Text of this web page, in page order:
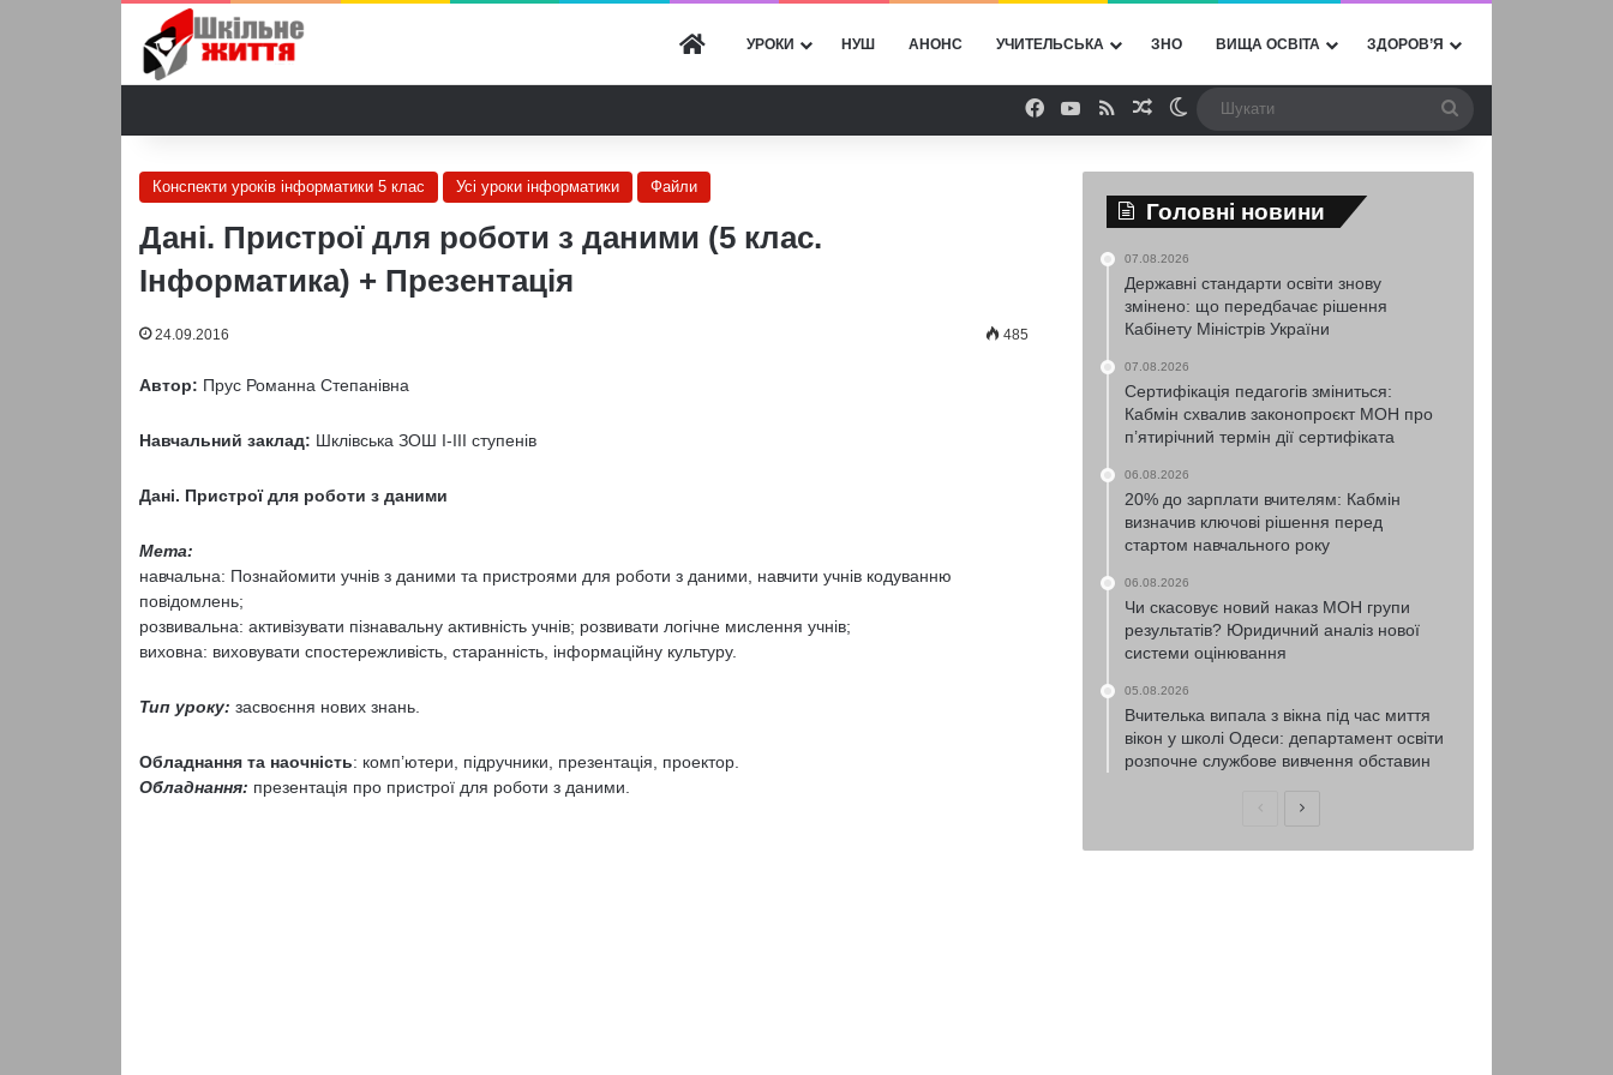
ГОЛОВНА
УРОКИ НУШ АНОНС УЧИТЕЛЬСЬКА ЗНО ВИЩА ОСВІТА ЗДОРОВ’Я
Facebook
YouTube
RSSВипадкова стаття
Switch skin
Конспекти уроків інформатики 5 клас Усі уроки інформатики Файли
Дані. Пристрої для роботи з даними (5 клас.
Інформатика) + Презентація
24.09.2016 485
Автор: Прус Романна Степанівна
Навчальний заклад: Шклівська ЗОШ І-ІІІ ступенів
Дані. Пристрої для роботи з даними
Мета:
навчальна: Познайомити учнів з даними та пристроями для роботи з даними, навчити учнів кодуванню
повідомлень;
розвивальна: активізувати пізнавальну активність учнів; розвивати логічне мислення учнів;
виховна: виховувати спостережливість, старанність, інформаційну культуру.
Тип уроку: засвоєння нових знань.
Обладнання та наочність: комп’ютери, підручники, презентація, проектор.
Обладнання: презентація про пристрої для роботи з даними.
Головні новини
07.08.2026
Державні стандарти освіти знову
змінено: що передбачає рішення
Кабінету Міністрів України
07.08.2026
Сертифікація педагогів зміниться:
Кабмін схвалив законопроєкт МОН про
п’ятирічний термін дії сертифіката
06.08.2026
20% до зарплати вчителям: Кабмін
визначив ключові рішення перед
стартом навчального року
06.08.2026
Чи скасовує новий наказ МОН групи
результатів? Юридичний аналіз нової
системи оцінювання
05.08.2026
Вчителька випала з вікна під час миття
вікон у школі Одеси: департамент освіти
розпочне службове вивчення обставин
ПопередняНаступна